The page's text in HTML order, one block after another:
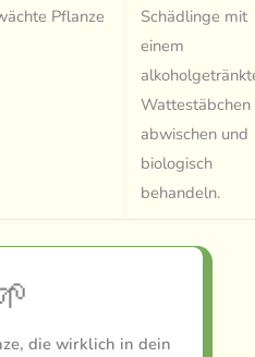
Pflanze
Schädlinge mit
einem
Wattestäbchen
abwischen und
biologisch
behandeln.
die wirklich in dein